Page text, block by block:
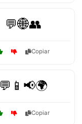
💬🌐👥
Copiar
💬📱📢🌍
Copiar